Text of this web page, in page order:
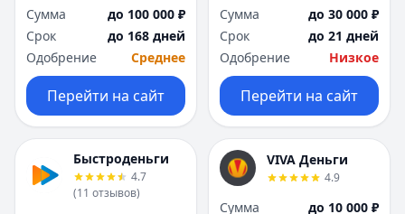
Оренбург
П
Пенза
Пермь
Р
Ростов-на-Дону
Рязань
С
Самара
Оренбург
П
Пенза
Пермь
Р
Ростов-на-Дону
Рязань
С
Самара
Сумма
до 100 000 ₽
Срок
до 168 дней
Одобрение
Среднее
Перейти на сайт
Сумма
до 30 000 ₽
Срок
до 21 дней
Одобрение
Низкое
Перейти на сайт
Быстроденьги
4.7
(11 отзывов)
VIVA Деньги
4.9
Сумма
до 10 000 ₽